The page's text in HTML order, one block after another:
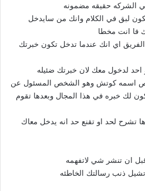
الشركه حقيقه مضمونه
لبق في الكلام وانك من سايدخل
فا انت مخطا
الفريق اي انك عندما تدخل تكون خبرتك
احد لدخول معك لان خبرتك ضئيله
اسمه كوتش وهو الشخص المسئول عن
لك خبره في هذا المجال وبعدها تقوم
تشرح لحد او تقنع حد انه يدخل معاك
ان تنشر شي لاتفهمه
تشيل ذنب رسالتك الخاطئه